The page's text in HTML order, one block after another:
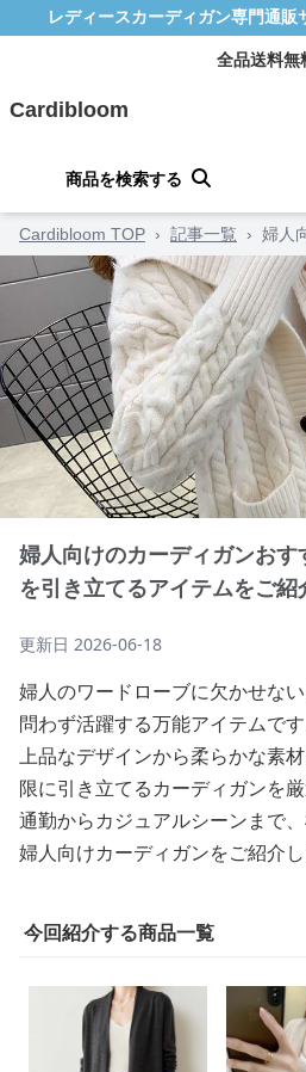
レディースカーディガン専門通販
全品送料無
Cardibloom
商品を検索する
Cardibloom TOP › 記事一覧 › 婦人
婦人向けのカーディガンお
を引き立てるアイテムをご紹
更新日 2026-06-18
婦人のワードローブに欠かせな
問わず活躍する万能アイテムです
上品なデザインから柔らかな素
限に引き立てるカーディガンを厳
通勤からカジュアルシーンまで
婦人向けカーディガンをご紹介し
今回紹介する商品一覧